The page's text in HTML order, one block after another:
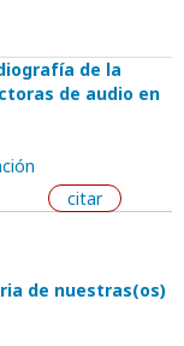
de la
de audio en
citar
de nuestras(os)